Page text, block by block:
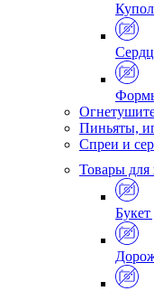
Пиньяты,
Спреи и
Товары для
Букет